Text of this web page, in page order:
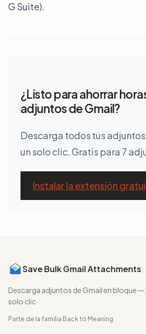
G Suite).
¿Listo para ahorrar
adjuntos de Gmail?
Descarga todos tus
un solo clic. Gratis para 7
Instalar la extensión
Save Bulk Gmail Attachments
Descarga adjuntos de Gmail en bloque —
solo clic
Parte de la familia Back to Meaning